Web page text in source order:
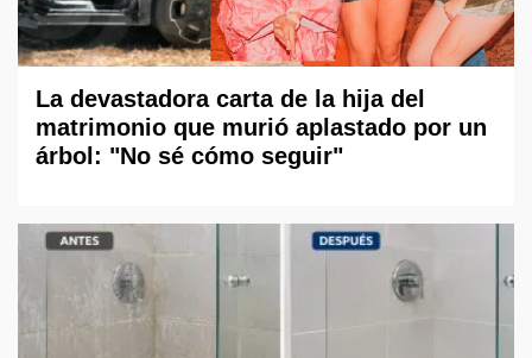
La devastadora carta de la hija del
matrimonio que murió aplastado por un
árbol: "No sé cómo seguir"